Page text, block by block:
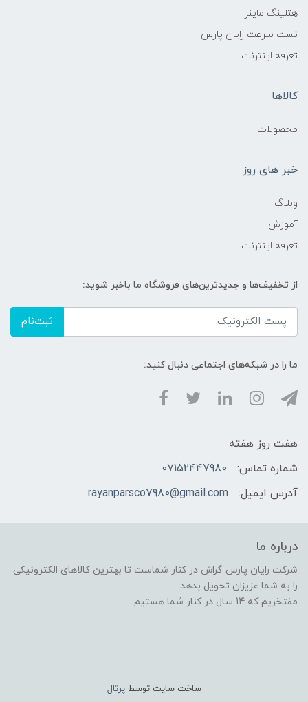
هتلینگ ماینر
تست سرعت رایان پارس
تعرفه اینترنت
کالاها
محصولات
خبر های روز
وبلاگ
آموزش
تعرفه اینترنت
از تخفیف‌ها و جدیدترین‌های فروشگاه ما باخبر شوید:
ثبت‌نام
ما را در شبکه‌های اجتماعی دنبال کنید:
هفت روز هفته
شماره تماس:
07152447980
آدرس ایمیل:
rayanparsco7980@gmail.com
درباره ما
شرکت رایان پارس گراش در کنار شماست تا بهترین کالاهای الکترونیکی
را به شما عزیزان تحویل بدهد.
مفتخریم که 14 سال در کنار شما هستیم
ساخت سایت توسطپرتال